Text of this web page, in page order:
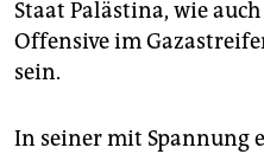
Staat Palästina, wie
Offensive im
sein.
In seiner mit Spannung